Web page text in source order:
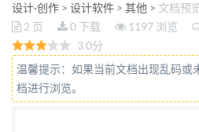
决？如果遇到这个问题，可以
形码模糊的话，我们可以点击
找到所需的打印机， 在打印
项，在打印机首选项-选项中
这里以 tsc 打印机为列。 设
设计·创作 > 设计软件 > 其他 > 文档预
2 页
0 下载 1197 浏览
3.0分
温馨提示：如果当前文档出现乱码或
档进行浏览。